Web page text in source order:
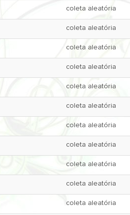
coleta aleatória
coleta aleatória
coleta aleatória
coleta aleatória
coleta aleatória
coleta aleatória
coleta aleatória
coleta aleatória
coleta aleatória
coleta aleatória
coleta aleatória